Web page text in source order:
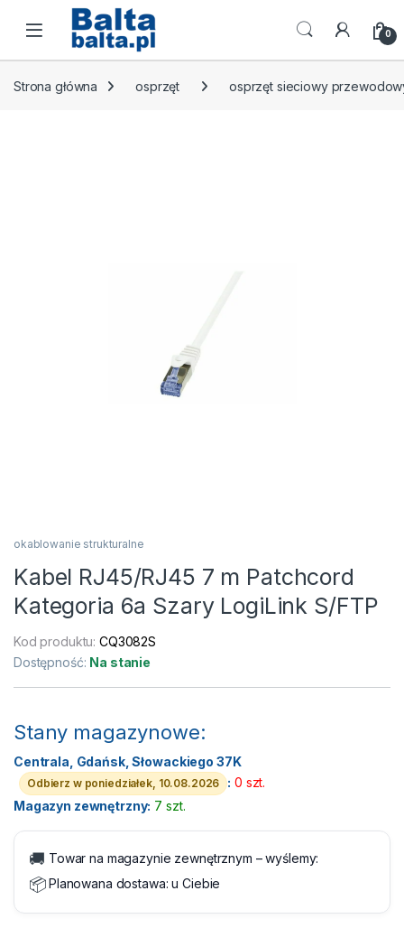
Skip to navigation
Skip to content
Open 0
Strona główna osprzęt osprzęt sieciowy
okablowanie strukturalne
Kabel RJ45/RJ45 7 m Patchcord
Kategoria 6a Szary LogiLink S/FTP
Kod produktu:CQ3082S
Dostępność: Na stanie
Stany magazynowe:
Centrala, Gdańsk, Słowackiego 37K
Odbierz w poniedziałek, 10.08.2026 : 0 szt.
Magazyn zewnętrzny: 7 szt.
🚚 Towar na magazynie zewnętrznym – wyślemy:
📦Planowana dostawa:u Ciebie